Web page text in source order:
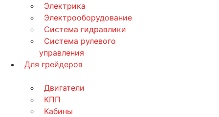
Электрика
Электрооборудование
Система гидравлики
Система рулевого
управления
Для грейдеров
Двигатели
КПП
Кабины